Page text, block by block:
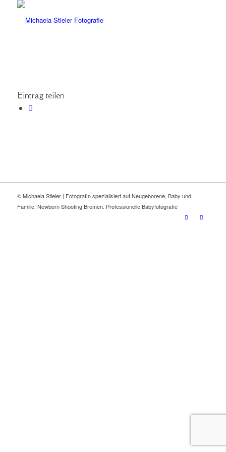
Eintrag teilen
© Michaela Stieler | Fotografin spezialisiert auf Neugeborene, Baby und
Familie. Newborn Shooting Bremen. Professionelle Babyfotografie